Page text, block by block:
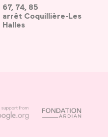
67, 74, 85
arrêt Coquillière-Les
Halles